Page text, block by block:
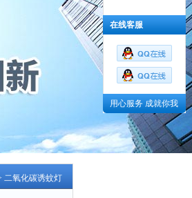
二氧化碳诱蚊灯
在线客服
用心服务 成就你我